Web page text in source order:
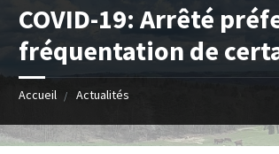
COVID-19: Arrêté
fréquentation de
Accueil Actualités